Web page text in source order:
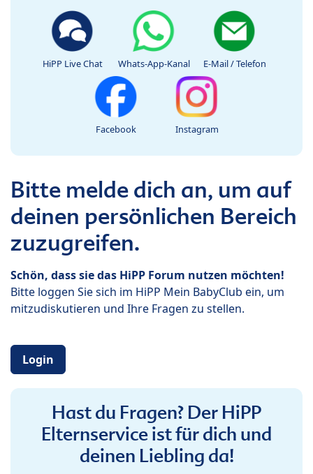
HiPP Live Chat Whats-App-Kanal E-Mail / Telefon
Facebook Instagram
Bitte melde dich an, um auf
deinen persönlichen Bereich
zuzugreifen.
Schön, dass sie das HiPP Forum nutzen möchten!
Bitte loggen Sie sich im HiPP Mein BabyClub ein, um
mitzudiskutieren und Ihre Fragen zu stellen.
Login
Hast du Fragen? Der HiPP
Elternservice ist für dich und
deinen Liebling da!